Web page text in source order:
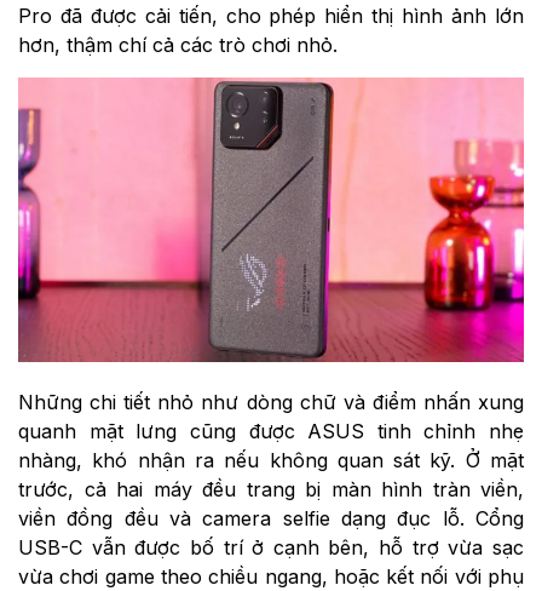
Pro đã được cải tiến, cho phép hiển thị hình ảnh lớn
hơn, thậm chí cả các trò chơi nhỏ.
Những chi tiết nhỏ như dòng chữ và điểm nhấn xung
quanh mặt lưng cũng được ASUS tinh chỉnh nhẹ
nhàng, khó nhận ra nếu không quan sát kỹ. Ở mặt
trước, cả hai máy đều trang bị màn hình tràn viền,
viền đồng đều và camera selfie dạng đục lỗ. Cổng
USB-C vẫn được bố trí ở cạnh bên, hỗ trợ vừa sạc
vừa chơi game theo chiều ngang, hoặc kết nối với phụ